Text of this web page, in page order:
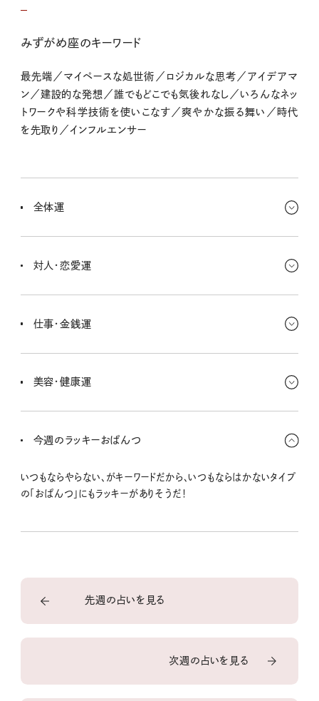
みずがめ座のキーワード
最先端／マイペースな処世術／ロジカルな思考／アイデアマ
ン／建設的な発想／誰でもどこでも気後れなし／いろんなネッ
トワークや科学技術を使いこなす／爽やかな振る舞い／時代
を先取り／インフルエンサー
全体運
野を広げる、がキーワードだよ！ これまでの安全地帯から一歩踏み
対人・恋愛運
だと思わなかった！って意外でうれしい驚きがいっぱいあるみたいな
仕事・金銭運
ないかな？ 思い込みを取っ払ってみるといいことがいっぱいあるみ
美容・健康運
てみる、面倒だと思ってるパックを続けてみる。いつもならサボッち
今週のラッキーおぱんつ
いつもならやらない、がキーワードだから、いつもならはかないタイプ
の「おぱんつ」にもラッキーがありそうだ！
先週の占いを見る
次週の占いを見る